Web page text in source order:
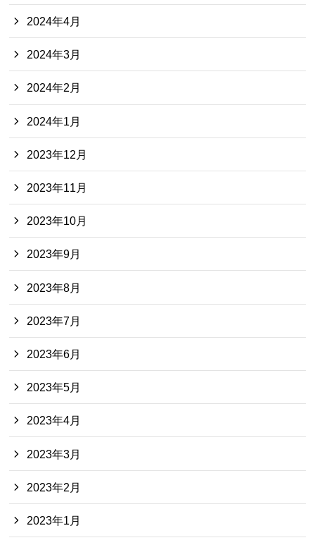
2024年4月
2024年3月
2024年2月
2024年1月
2023年12月
2023年11月
2023年10月
2023年9月
2023年8月
2023年7月
2023年6月
2023年5月
2023年4月
2023年3月
2023年2月
2023年1月